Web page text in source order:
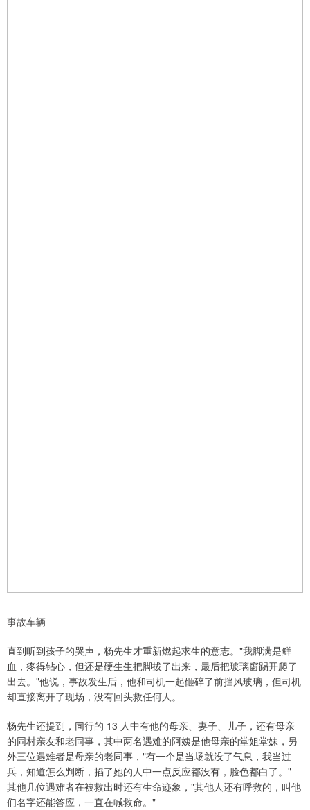
事故车辆
直到听到孩子的哭声，杨先生才重新燃起求生的意志。"我脚满是鲜
血，疼得钻心，但还是硬生生把脚拔了出来，最后把玻璃窗踢开爬了
出去。"他说，事故发生后，他和司机一起砸碎了前挡风玻璃，但司机
却直接离开了现场，没有回头救任何人。
杨先生还提到，同行的 13 人中有他的母亲、妻子、儿子，还有母亲
的同村亲友和老同事，其中两名遇难的阿姨是他母亲的堂姐堂妹，另
外三位遇难者是母亲的老同事，"有一个是当场就没了气息，我当过
兵，知道怎么判断，掐了她的人中一点反应都没有，脸色都白了。"
其他几位遇难者在被救出时还有生命迹象，"其他人还有呼救的，叫他
们名字还能答应，一直在喊救命。"